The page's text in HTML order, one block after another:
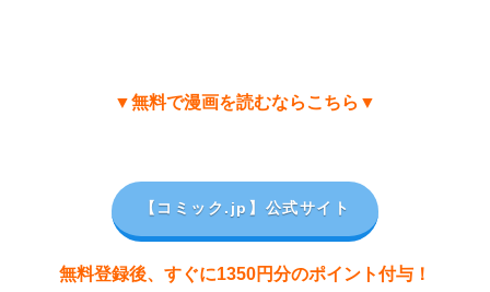
▼無料で漫画を読むならこちら▼
【コミック.jp 】公式サイト
無料登録後、すぐに1350円分のポイント付与！